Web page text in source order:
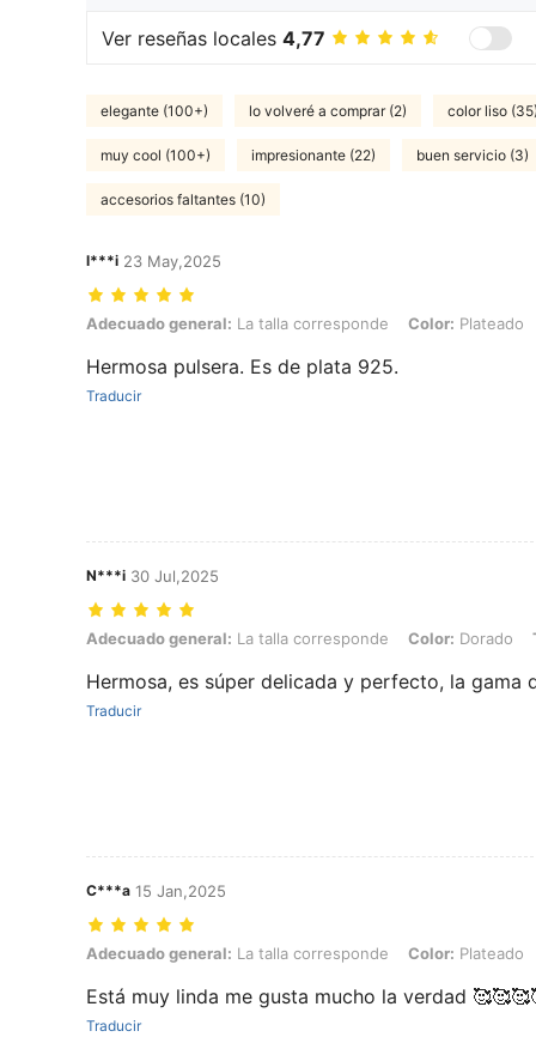
Ver reseñas locales 4,77
elegante (100+) lo volveré a comprar (2) color liso
muy cool (100+) impresionante (22) buen servicio (3)
accesorios faltantes (10)
l***i 23 May,2025
Adecuado general: La talla corresponde, Color: Plateado, Talla: 1,75
Adecuado general: La talla corresponde Color: Plateado
Hermosa pulsera. Es de plata 925.
Traducir
N***i 30 Jul,2025
Adecuado general: La talla corresponde, Color: Dorado, Talla:
Adecuado general: La talla corresponde Color: Dorado
Hermosa, es súper delicada y perfecto, la gama
Traducir
C***a 15 Jan,2025
Adecuado general: La talla corresponde, Color: Plateado, Talla:
Adecuado general: La talla corresponde Color: Plateado
Está muy linda me gusta mucho la verdad
Traducir